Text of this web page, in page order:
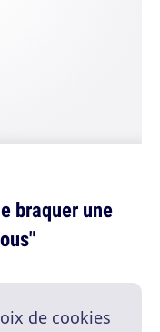
braquer une
de cookies